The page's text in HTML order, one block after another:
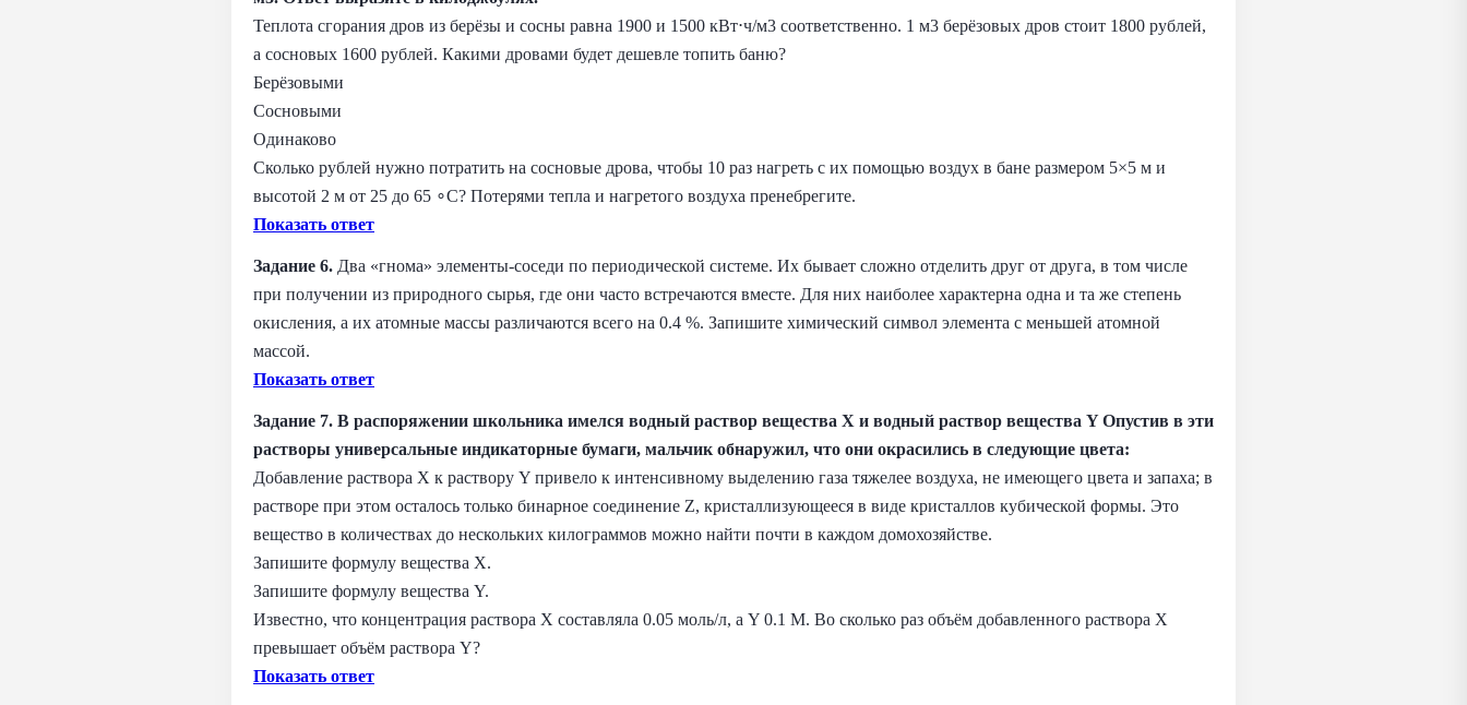
Теплота сгорания дров из берёзы и сосны равна 1900 и 1500 кВт⋅ч/м3 соответственно. 1 м3 берёзовых дров стоит 1800 рублей,
а сосновых 1600 рублей. Какими дровами будет дешевле топить баню?
Берёзовыми
Сосновыми
Одинаково
Сколько рублей нужно потратить на сосновые дрова, чтобы 10 раз нагреть с их помощью воздух в бане размером 5×5 м и
высотой 2 м от 25 до 65 ∘C? Потерями тепла и нагретого воздуха пренебрегите.
Показать ответ
Задание 6. Два «гнома» элементы‑соседи по периодической системе. Их бывает сложно отделить друг от друга, в том числе
при получении из природного сырья, где они часто встречаются вместе. Для них наиболее характерна одна и та же степень
окисления, а их атомные массы различаются всего на 0.4 %. Запишите химический символ элемента с меньшей атомной
массой.
Показать ответ
Задание 7. В распоряжении школьника имелся водный раствор вещества X и водный раствор вещества Y Опустив в эти
растворы универсальные индикаторные бумаги, мальчик обнаружил, что они окрасились в следующие цвета:
Добавление раствора X к раствору Y привело к интенсивному выделению газа тяжелее воздуха, не имеющего цвета и запаха; в
растворе при этом осталось только бинарное соединение Z, кристаллизующееся в виде кристаллов кубической формы. Это
вещество в количествах до нескольких килограммов можно найти почти в каждом домохозяйстве.
Запишите формулу вещества X.
Запишите формулу вещества Y.
Известно, что концентрация раствора X составляла 0.05 моль/л, а Y 0.1 М. Во сколько раз объём добавленного раствора X
превышает объём раствора Y?
Показать ответ